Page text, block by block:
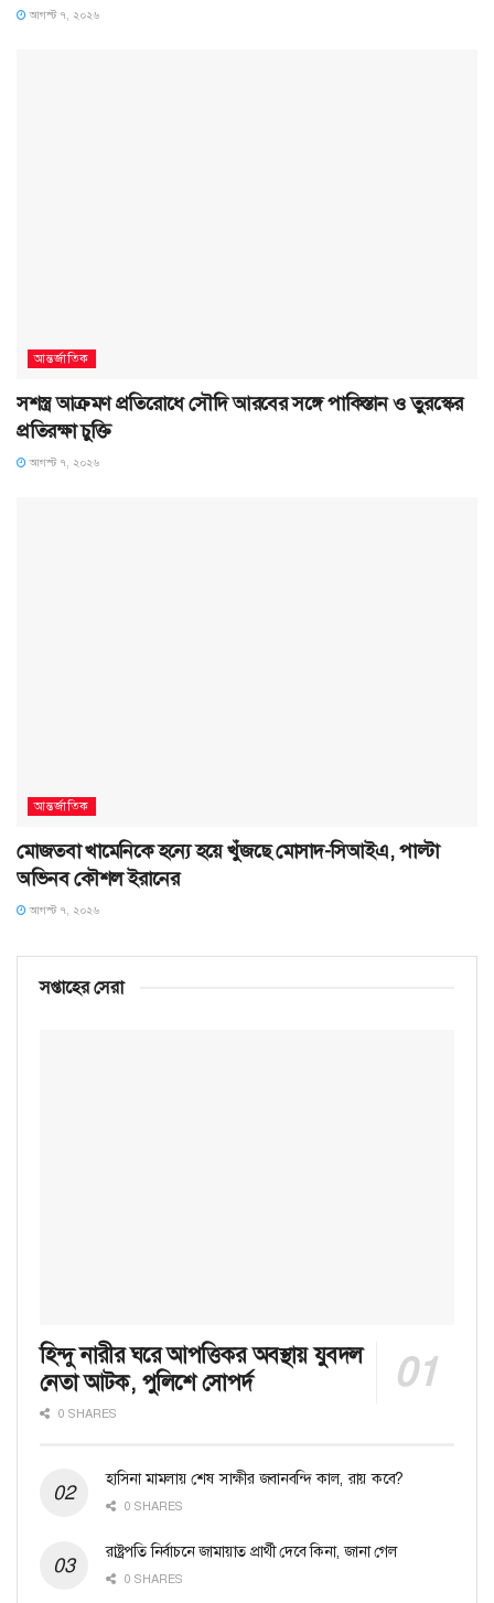
আগস্ট ৭, ২০২৬
আন্তর্জাতিক
সশস্ত্র আক্রমণ প্রতিরোধে সৌদি আরবের সঙ্গে পাকিস্তান ও তুরস্কের
প্রতিরক্ষা চুক্তি
আগস্ট ৭, ২০২৬
আন্তর্জাতিক
মোজতবা খামেনিকে হন্যে হয়ে খুঁজছে মোসাদ-সিআইএ, পাল্টা
অভিনব কৌশল ইরানের
আগস্ট ৭, ২০২৬
সপ্তাহের সেরা
হিন্দু নারীর ঘরে আপত্তিকর অবস্থায় যুবদল
নেতা আটক, পুলিশে সোপর্দ
0 SHARES
হাসিনা মামলায় শেষ সাক্ষীর জবানবন্দি কাল, রায় কবে?
0 SHARES
রাষ্ট্রপতি নির্বাচনে জামায়াত প্রার্থী দেবে কিনা, জানা গেল
0 SHARES